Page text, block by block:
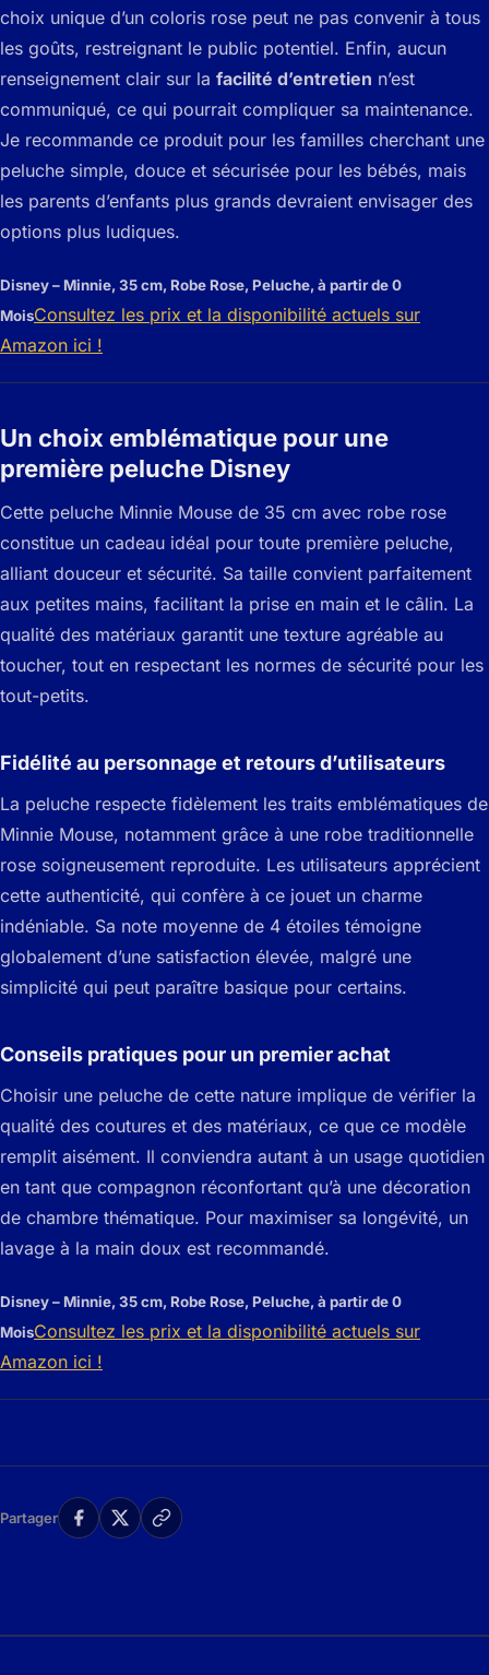
choix unique d’un coloris rose peut ne pas convenir à tous
les goûts, restreignant le public potentiel. Enfin, aucun
renseignement clair sur la facilité d’entretien n’est
communiqué, ce qui pourrait compliquer sa maintenance.
Je recommande ce produit pour les familles cherchant une
peluche simple, douce et sécurisée pour les bébés, mais
les parents d’enfants plus grands devraient envisager des
options plus ludiques.
Disney – Minnie, 35 cm, Robe Rose, Peluche, à partir de 0
MoisConsultez les prix et la disponibilité actuels sur
Amazon ici !
Un choix emblématique pour une
première peluche Disney
Cette peluche Minnie Mouse de 35 cm avec robe rose
constitue un cadeau idéal pour toute première peluche,
alliant douceur et sécurité. Sa taille convient parfaitement
aux petites mains, facilitant la prise en main et le câlin. La
qualité des matériaux garantit une texture agréable au
toucher, tout en respectant les normes de sécurité pour les
tout-petits.
Fidélité au personnage et retours d’utilisateurs
La peluche respecte fidèlement les traits emblématiques de
Minnie Mouse, notamment grâce à une robe traditionnelle
rose soigneusement reproduite. Les utilisateurs apprécient
cette authenticité, qui confère à ce jouet un charme
indéniable. Sa note moyenne de 4 étoiles témoigne
globalement d’une satisfaction élevée, malgré une
simplicité qui peut paraître basique pour certains.
Conseils pratiques pour un premier achat
Choisir une peluche de cette nature implique de vérifier la
qualité des coutures et des matériaux, ce que ce modèle
remplit aisément. Il conviendra autant à un usage quotidien
en tant que compagnon réconfortant qu’à une décoration
de chambre thématique. Pour maximiser sa longévité, un
lavage à la main doux est recommandé.
Disney – Minnie, 35 cm, Robe Rose, Peluche, à partir de 0
MoisConsultez les prix et la disponibilité actuels sur
Amazon ici !
Partager